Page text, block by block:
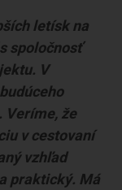
letísk na
spoločnosť
V
Veríme, že
v cestovaní
vzhľad
praktický. Má